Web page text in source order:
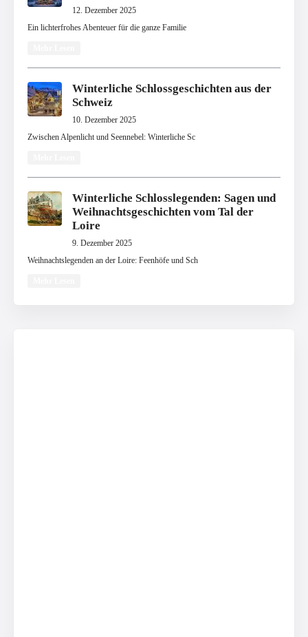
12. Dezember 2025
Ein lichterfrohes Abenteuer für die ganze Familie
Winterliche Schlossgeschichten aus der
Schweiz
10. Dezember 2025
Zwischen Alpenlicht und Seennebel: Winterliche Sc
Winterliche Schlosslegenden: Sagen und
Weihnachtsgeschichten vom Tal der
Loire
9. Dezember 2025
Weihnachtslegenden an der Loire: Feenhöfe und Sch